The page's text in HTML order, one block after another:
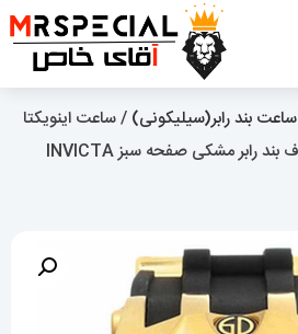
ساعت بند رابر(سیلیکونی) / ساعت اینویکتا
مردانه هیبرید طلایی کرنوگراف بند رابر مشکی صفحه سبز INVICTA